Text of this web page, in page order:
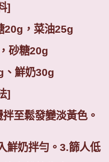
]
20g ，菜油25g
砂糖20g
、鮮奶30g
]
拌至鬆發變淡黃色。
鮮奶拌勻。 3.篩人低